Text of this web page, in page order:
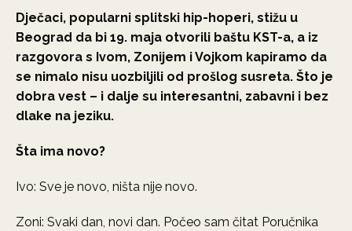
Dječaci, popularni splitski hip-hoperi, stižu u
Beograd da bi 19. maja otvorili baštu KST-a, a iz
razgovora s Ivom, Zonijem i Vojkom kapiramo da
se nimalo nisu uozbiljili od prošlog susreta. Što je
dobra vest – i dalje su interesantni, zabavni i bez
dlake na jeziku.
Šta ima novo?
Ivo: Sve je novo, ništa nije novo.
Zoni: Svaki dan, novi dan. Počeo sam čitat Poručnika